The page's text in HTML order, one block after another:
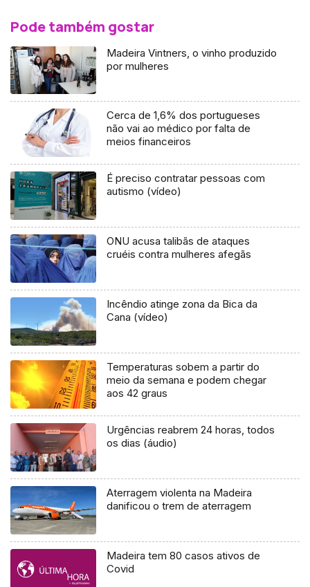
Pode também gostar
Madeira Vintners, o vinho produzido
por mulheres
Cerca de 1,6% dos portugueses
não vai ao médico por falta de
meios financeiros
É preciso contratar pessoas com
autismo (vídeo)
ONU acusa talibãs de ataques
cruéis contra mulheres afegãs
Incêndio atinge zona da Bica da
Cana (vídeo)
Temperaturas sobem a partir do
meio da semana e podem chegar
aos 42 graus
Urgências reabrem 24 horas, todos
os dias (áudio)
Aterragem violenta na Madeira
danificou o trem de aterragem
Madeira tem 80 casos ativos de
Covid